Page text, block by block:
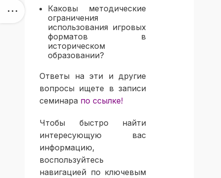
Каковы методические
ограничения
использования игровых
форматов в
историческом
образовании?
Ответы на эти и другие
вопросы ищете в записи
семинара по ссылке!
Чтобы быстро найти
интересующую вас
информацию,
воспользуйтесь
навигацией по ключевым